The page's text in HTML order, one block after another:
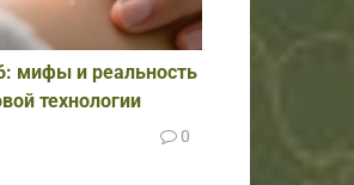
мифы и реальность
технологии
0